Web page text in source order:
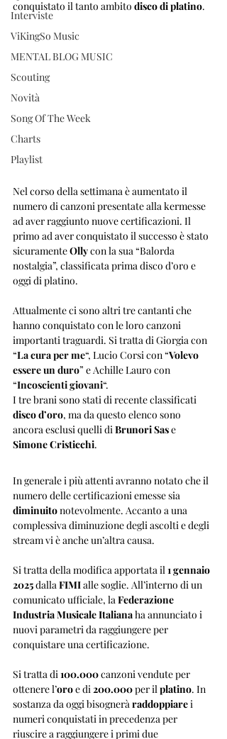
Interviste
ViKingSo Music
MENTAL BLOG MUSIC
Scouting
Novità
Song Of The Week
Charts
Playlist
conquistato il tanto ambito disco di platino.
Nel corso della settimana è aumentato il
numero di canzoni presentate alla kermesse
ad aver raggiunto nuove certificazioni. Il
primo ad aver conquistato il successo è stato
sicuramente Olly con la sua “Balorda
nostalgia”, classificata prima disco d’oro e
oggi di platino.
Attualmente ci sono altri tre cantanti che
hanno conquistato con le loro canzoni
importanti traguardi. Si tratta di Giorgia con
“La cura per me“, Lucio Corsi con “Volevo
essere un duro” e Achille Lauro con
“Incoscienti giovani“.
I tre brani sono stati di recente classificati
disco d’oro, ma da questo elenco sono
ancora esclusi quelli di Brunori Sas e
Simone Cristicchi.
In generale i più attenti avranno notato che il
numero delle certificazioni emesse sia
diminuito notevolmente. Accanto a una
complessiva diminuzione degli ascolti e degli
stream vi è anche un’altra causa.
Si tratta della modifica apportata il 1 gennaio
2025 dalla FIMI alle soglie. All’interno di un
comunicato ufficiale, la Federazione
Industria Musicale Italiana ha annunciato i
nuovi parametri da raggiungere per
conquistare una certificazione.
Si tratta di 100.000 canzoni vendute per
ottenere l’oro e di 200.000 per il platino. In
sostanza da oggi bisognerà raddoppiare i
numeri conquistati in precedenza per
riuscire a raggiungere i primi due